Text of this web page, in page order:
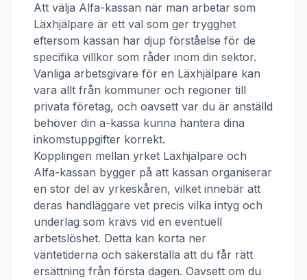
Att välja Alfa-kassan när man arbetar som
Läxhjälpare är ett val som ger trygghet
eftersom kassan har djup förståelse för de
specifika villkor som råder inom din sektor.
Vanliga arbetsgivare för en Läxhjälpare kan
vara allt från kommuner och regioner till
privata företag, och oavsett var du är anställd
behöver din a-kassa kunna hantera dina
inkomstuppgifter korrekt.
Kopplingen mellan yrket Läxhjälpare och
Alfa-kassan bygger på att kassan organiserar
en stor del av yrkeskåren, vilket innebär att
deras handläggare vet precis vilka intyg och
underlag som krävs vid en eventuell
arbetslöshet. Detta kan korta ner
väntetiderna och säkerställa att du får rätt
ersättning från första dagen. Oavsett om du